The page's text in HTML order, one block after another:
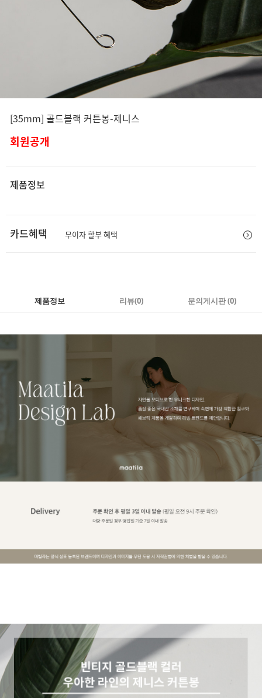
[35mm] 골드블랙 커튼봉-제니스
회원공개
제품정보
카드혜택 무이자 할부 혜택
제품정보 리뷰(0) 문의게시판 (0)